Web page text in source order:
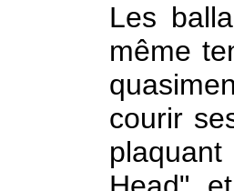
Les
même
courir